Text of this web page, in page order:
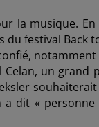
la musique.
festival Back
un grand
a dit «